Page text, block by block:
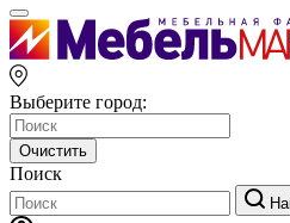
Выберите город:
Очистить
Поиск